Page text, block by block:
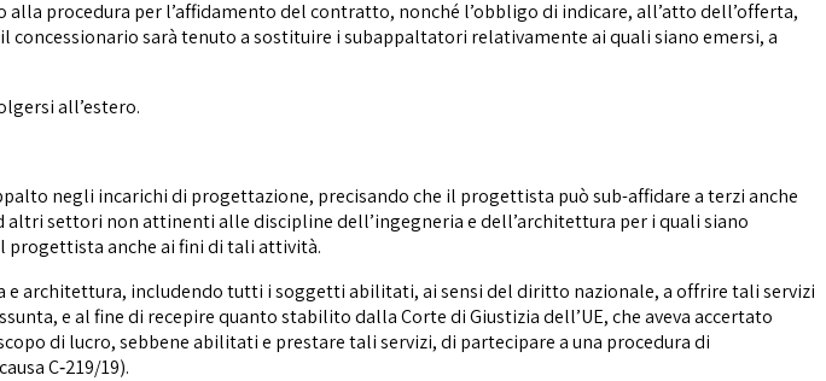
procedura per l’affidamento del contratto, nonché l’obbligo di indicare, all’atto dell’offerta,
sarà tenuto a sostituire i subappaltatori relativamente ai quali siano emersi, a
all’estero.
negli incarichi di progettazione, precisando che il progettista può sub-affidare a terzi anche
settori non attinenti alle discipline dell’ingegneria e dell’architettura per i quali siano
progettista anche ai fini di tali attività.
architettura, includendo tutti i soggetti abilitati, ai sensi del diritto nazionale, a offrire tali servizi
e al fine di recepire quanto stabilito dalla Corte di Giustizia dell’UE, che aveva accertato
di lucro, sebbene abilitati e prestare tali servizi, di partecipare a una procedura di
C‑219/19).